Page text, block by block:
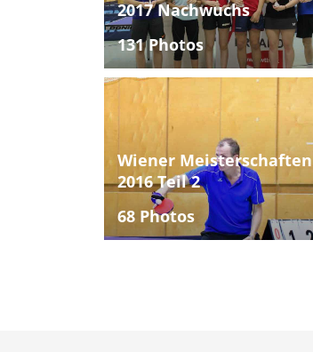
2017 Nachwuchs
131 Photos
Wiener Meisterschaften
2016 Teil 2
68 Photos